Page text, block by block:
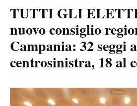
TUTTI GLI
nuovo consiglio
Campania: 32 seggi
centrosinistra, 18 al